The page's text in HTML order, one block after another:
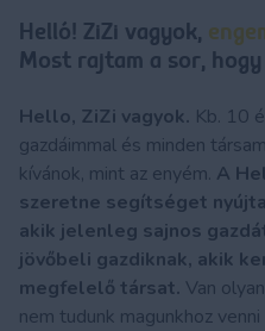
Helló! ZiZi vagyok,
Most rajtam a sor,
Hello, ZiZi vagyok. Kb. 10
gazdáimmal és minden
kívánok, mint az enyém. A
szeretne segítséget
akik jelenleg sajnos
jövőbeli gazdiknak, akik
megfelelő társat. Van
nem tudunk magunkhoz